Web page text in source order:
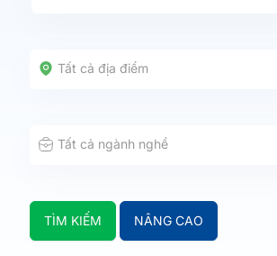
Tất cả địa điểm
Tất cả ngành nghề
TÌM KIẾM NÂNG CAO